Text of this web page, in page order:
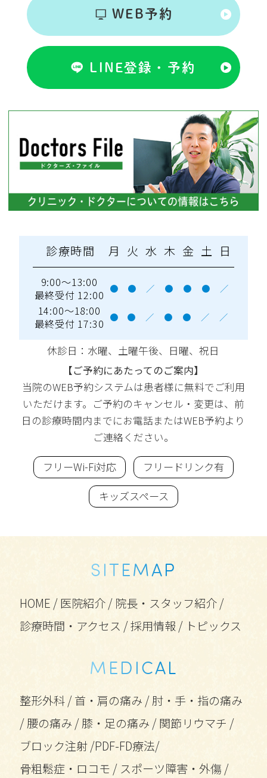
WEB予約
LINE登録・予約
診療時間 月 火 水 木 金 土 日
9:00～13:00
最終受付 12:00 ● ● ／ ● ● ● ／
14:00～18:00
最終受付 17:30 ● ● ／ ● ● ／ ／
休診日：水曜、土曜午後、日曜、祝日
【ご予約にあたってのご案内】
当院のWEB予約システムは患者様に無料でご利用
いただけます。ご予約のキャンセル・変更は、前
日の診療時間内までにお電話またはWEB予約より
ご連絡ください。
フリーWi-Fi対応
フリードリンク有
キッズスペース
SITEMAP
HOME /医院紹介/ 院長・スタッフ紹介/
診療時間・アクセス /採用情報 / トピックス
MEDICAL
整形外科/首・肩の痛み /肘・手・指の痛み
/腰の痛み /膝・足の痛み /関節リウマチ /
ブロック注射/PDF-FD療法/
骨粗鬆症・ロコモ / スポーツ障害・外傷 /